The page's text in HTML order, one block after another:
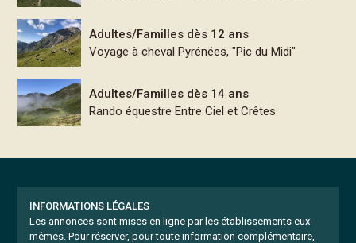
Adultes/Familles dès 12 ans
Voyage à cheval Pyrénées, "Pic du Midi"
Adultes/Familles dès 14 ans
Rando équestre Entre Ciel et Crêtes
INFORMATIONS LÉGALES
Les annonces sont mises en ligne par les établissements eux-
mêmes. Pour réserver, pour toute information complémentaire,